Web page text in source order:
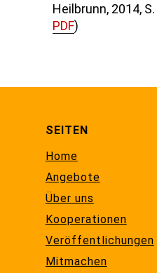
Heilbrunn, 2014,
PDF)
SEITEN
Home
Angebote
Über uns
Kooperationen
Veröffentlichungen
Mitmachen